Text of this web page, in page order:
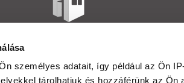
személyes adatait, így például az Ön
tárolhatjuk és hozzáférünk az Ön